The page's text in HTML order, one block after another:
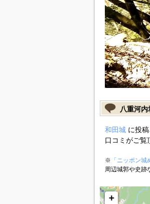
八重河
和田城に投稿
口コミがご覧
※ 「ニッポン城
周辺城郭や史跡
+